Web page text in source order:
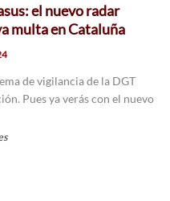
el nuevo radar
multa en Cataluña
de vigilancia de la DGT
Pues ya verás con el nuevo